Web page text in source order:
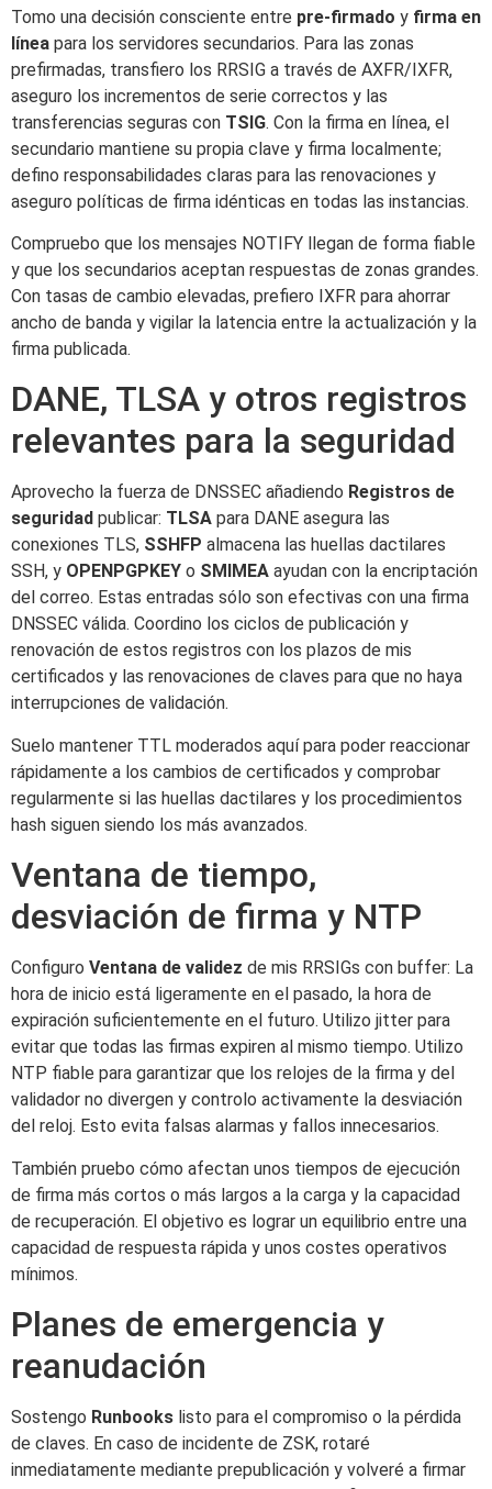
Tomo una decisión consciente entre pre-firmado y firma en
línea para los servidores secundarios. Para las zonas
prefirmadas, transfiero los RRSIG a través de AXFR/IXFR,
aseguro los incrementos de serie correctos y las
transferencias seguras con TSIG. Con la firma en línea, el
secundario mantiene su propia clave y firma localmente;
defino responsabilidades claras para las renovaciones y
aseguro políticas de firma idénticas en todas las instancias.
Compruebo que los mensajes NOTIFY llegan de forma fiable
y que los secundarios aceptan respuestas de zonas grandes.
Con tasas de cambio elevadas, prefiero IXFR para ahorrar
ancho de banda y vigilar la latencia entre la actualización y la
firma publicada.
DANE, TLSA y otros registros
relevantes para la seguridad
Aprovecho la fuerza de DNSSEC añadiendo Registros de
seguridad publicar: TLSA para DANE asegura las
conexiones TLS, SSHFP almacena las huellas dactilares
SSH, y OPENPGPKEY o SMIMEA ayudan con la encriptación
del correo. Estas entradas sólo son efectivas con una firma
DNSSEC válida. Coordino los ciclos de publicación y
renovación de estos registros con los plazos de mis
certificados y las renovaciones de claves para que no haya
interrupciones de validación.
Suelo mantener TTL moderados aquí para poder reaccionar
rápidamente a los cambios de certificados y comprobar
regularmente si las huellas dactilares y los procedimientos
hash siguen siendo los más avanzados.
Ventana de tiempo,
desviación de firma y NTP
Configuro Ventana de validez de mis RRSIGs con buffer: La
hora de inicio está ligeramente en el pasado, la hora de
expiración suficientemente en el futuro. Utilizo jitter para
evitar que todas las firmas expiren al mismo tiempo. Utilizo
NTP fiable para garantizar que los relojes de la firma y del
validador no divergen y controlo activamente la desviación
del reloj. Esto evita falsas alarmas y fallos innecesarios.
También pruebo cómo afectan unos tiempos de ejecución
de firma más cortos o más largos a la carga y la capacidad
de recuperación. El objetivo es lograr un equilibrio entre una
capacidad de respuesta rápida y unos costes operativos
mínimos.
Planes de emergencia y
reanudación
Sostengo Runbooks listo para el compromiso o la pérdida
de claves. En caso de incidente de ZSK, rotaré
inmediatamente mediante prepublicación y volveré a firmar